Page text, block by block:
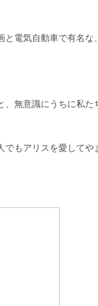
と電気自動車で有名な
、無意識にうちに私た
でもアリスを愛してや